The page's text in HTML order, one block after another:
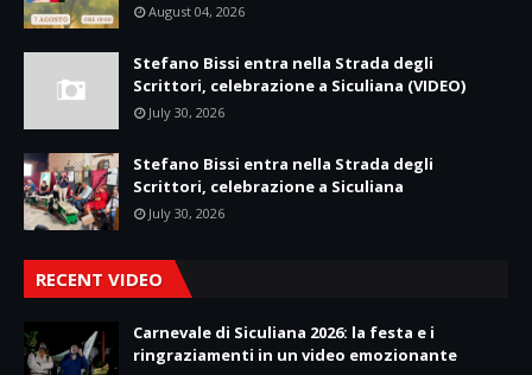
August 04, 2026
Stefano Bissi entra nella Strada degli
Scrittori, celebrazione a Siculiana (VIDEO)
July 30, 2026
Stefano Bissi entra nella Strada degli
Scrittori, celebrazione a Siculiana
July 30, 2026
RECENT VIDEO
Carnevale di Siculiana 2026: la festa e i
ringraziamenti in un video emozionante